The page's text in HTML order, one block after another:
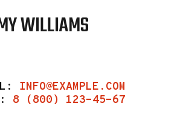
WILLIAMS
INFO@EXAMPLE.COM
8 (800) 123-45-67